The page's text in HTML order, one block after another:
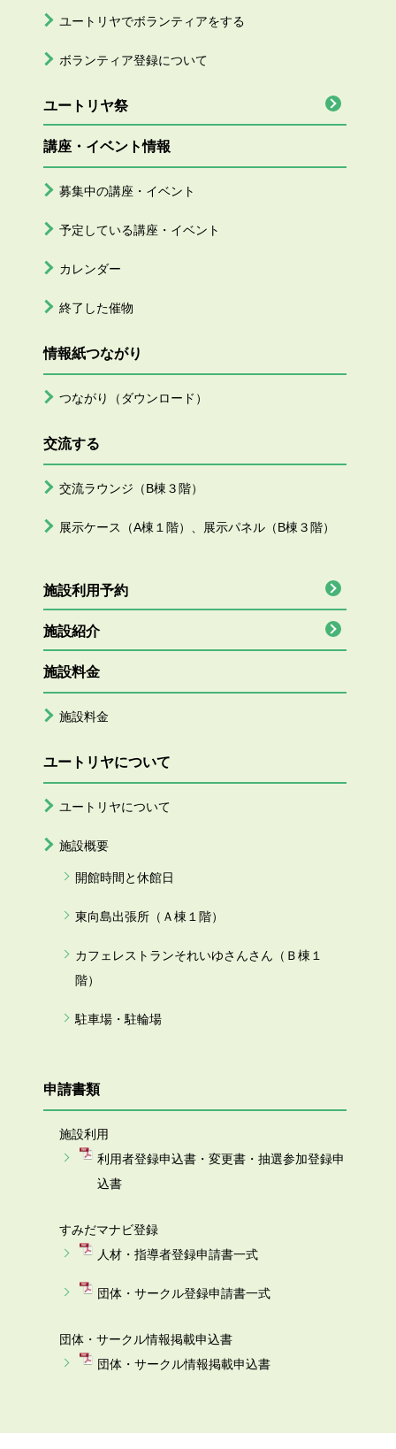
ユートリヤでボランティアをする
ボランティア登録について
ユートリヤ祭
講座・イベント情報
募集中の講座・イベント
予定している講座・イベント
カレンダー
終了した催物
情報紙つながり
つながり（ダウンロード）
交流する
交流ラウンジ（B棟３階）
展示ケース（A棟１階）、展示パネル（B棟３階）
施設利用予約
施設紹介
施設料金
施設料金
ユートリヤについて
ユートリヤについて
施設概要
開館時間と休館日
東向島出張所（Ａ棟１階）
カフェレストランそれいゆさんさん（Ｂ棟１
階）
駐車場・駐輪場
申請書類
施設利用
利用者登録申込書・変更書・抽選参加登録申
込書
すみだマナビ登録
人材・指導者登録申請書一式
団体・サークル登録申請書一式
団体・サークル情報掲載申込書
団体・サークル情報掲載申込書